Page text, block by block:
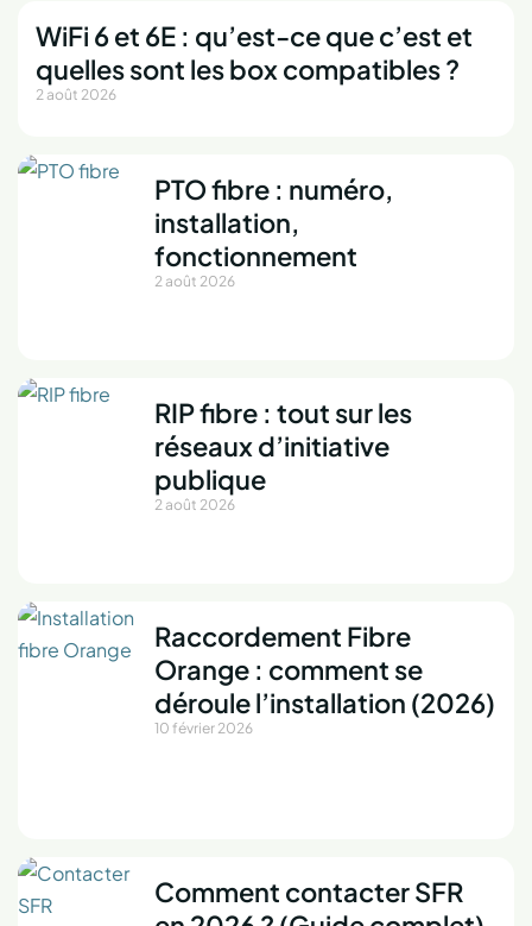
WiFi 6 et 6E : qu’est-ce que c’est et
quelles sont les box compatibles ?
2 août 2026
PTO fibre : numéro,
installation,
fonctionnement
2 août 2026
RIP fibre : tout sur les
réseaux d’initiative
publique
2 août 2026
Raccordement Fibre
Orange : comment se
déroule l’installation (2026)
10 février 2026
Comment contacter SFR